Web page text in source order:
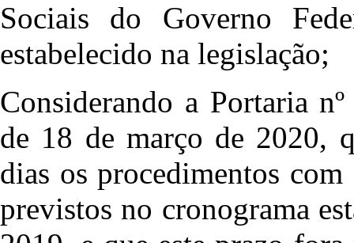
Sociais do Governo
estabelecido na legislação;
Considerando a Portaria
de 18 de março de 2020,
dias os procedimentos
previstos no cronograma